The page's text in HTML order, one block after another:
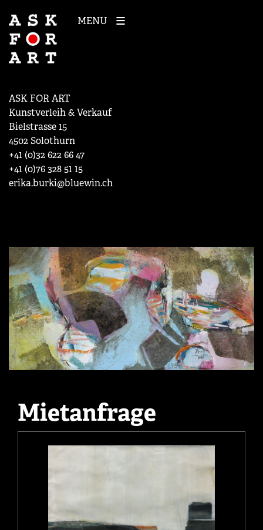
MENU
ASK FOR ART
Kunstverleih & Verkauf
Bielstrasse 15
4502 Solothurn
+41 (0)32 622 66 47
+41 (0)76 328 51 15
erika.burki@bluewin.ch
Mietanfrage